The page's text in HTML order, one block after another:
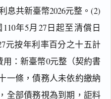
息共新臺幣2026元整。(2)
年5月27日起至清償日
元按年利率百分之十五計
：新臺幣0元整（契約書
一條，債務人未依約繳納
全部債務視為到期，詎料